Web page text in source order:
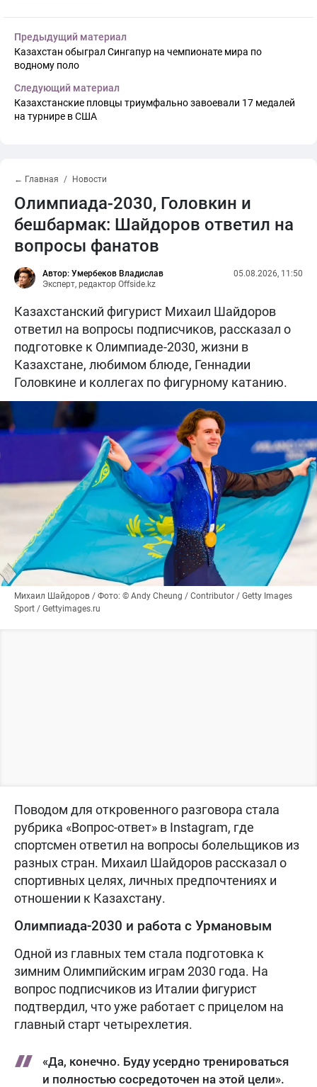
Предыдущий материал
Казахстан обыграл Сингапур на чемпионате мира по
водному поло
Следующий материал
Казахстанские пловцы триумфально завоевали 17 медалей
на турнире в США
← Главная Новости
Олимпиада-2030, Головкин и
бешбармак: Шайдоров ответил на
вопросы фанатов
Автор: Умербеков Владислав
Эксперт, редактор Offside.kz
05.08.2026, 11:50
Казахстанский фигурист Михаил Шайдоров
ответил на вопросы подписчиков, рассказал о
подготовке к Олимпиаде-2030, жизни в
Казахстане, любимом блюде, Геннадии
Головкине и коллегах по фигурному катанию.
Михаил Шайдоров / Фото: © Andy Cheung / Contributor / Getty Images
Sport / Gettyimages.ru
Поводом для откровенного разговора стала
рубрика «Вопрос-ответ» в Instagram, где
спортсмен ответил на вопросы болельщиков из
разных стран. Михаил Шайдоров рассказал о
спортивных целях, личных предпочтениях и
отношении к Казахстану.
Олимпиада-2030 и работа с Урмановым
Одной из главных тем стала подготовка к
зимним Олимпийским играм 2030 года. На
вопрос подписчиков из Италии фигурист
подтвердил, что уже работает с прицелом на
главный старт четырехлетия.
«Да, конечно. Буду усердно тренироваться
и полностью сосредоточен на этой цели».